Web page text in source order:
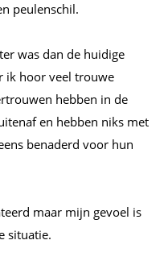
peulenschil.
was dan de huidige
ik hoor veel trouwe
hebben in de
en hebben niks met
benaderd voor hun
maar mijn gevoel is
situatie.